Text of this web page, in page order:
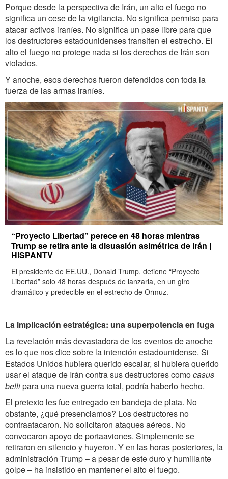
Porque desde la perspectiva de Irán, un alto el fuego no
significa un cese de la vigilancia. No significa permiso para
atacar activos iraníes. No significa un pase libre para que
los destructores estadounidenses transiten el estrecho. El
alto el fuego no protege nada si los derechos de Irán son
violados.
Y anoche, esos derechos fueron defendidos con toda la
fuerza de las armas iraníes.
“Proyecto Libertad” perece en 48 horas mientras
Trump se retira ante la disuasión asimétrica de Irán |
HISPANTV
El presidente de EE.UU., Donald Trump, detiene “Proyecto
Libertad” solo 48 horas después de lanzarla, en un giro
dramático y predecible en el estrecho de Ormuz.
La implicación estratégica: una superpotencia en fuga
La revelación más devastadora de los eventos de anoche
es lo que nos dice sobre la intención estadounidense. Si
Estados Unidos hubiera querido escalar, si hubiera querido
usar el ataque de Irán contra sus destructores comocasus
bellipara una nueva guerra total, podría haberlo hecho.
El pretexto les fue entregado en bandeja de plata. No
obstante, ¿qué presenciamos? Los destructores no
contraatacaron. No solicitaron ataques aéreos. No
convocaron apoyo de portaaviones. Simplemente se
retiraron en silencio y huyeron. Y en las horas posteriores, la
administración Trump – a pesar de este duro y humillante
golpe – ha insistido en mantener el alto el fuego.